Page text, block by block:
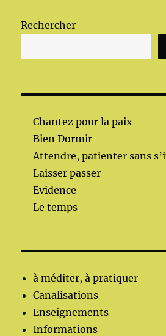
Rechercher
Chantez pour la paix
Bien Dormir
Attendre, patienter sans
Laisser passer
Evidence
Le temps
à méditer, à pratiquer
Canalisations
Enseignements
Informations